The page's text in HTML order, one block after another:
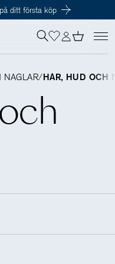
gör vårt behovstest
Till kassan
behöver du vara medlem i
NAGLAR/HÅR, HUD OCH